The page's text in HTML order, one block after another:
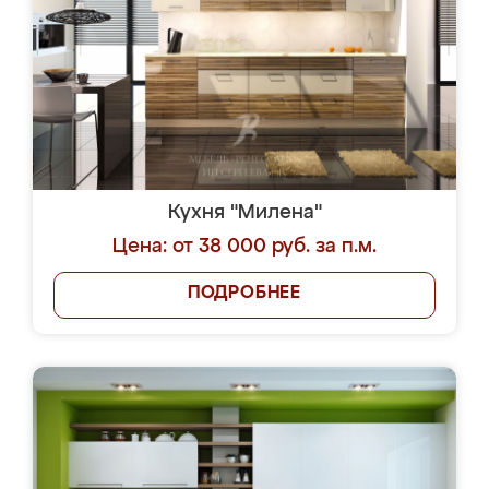
Кухня "Милена"
Цена: от 38 000 руб. за п.м.
ПОДРОБНЕЕ